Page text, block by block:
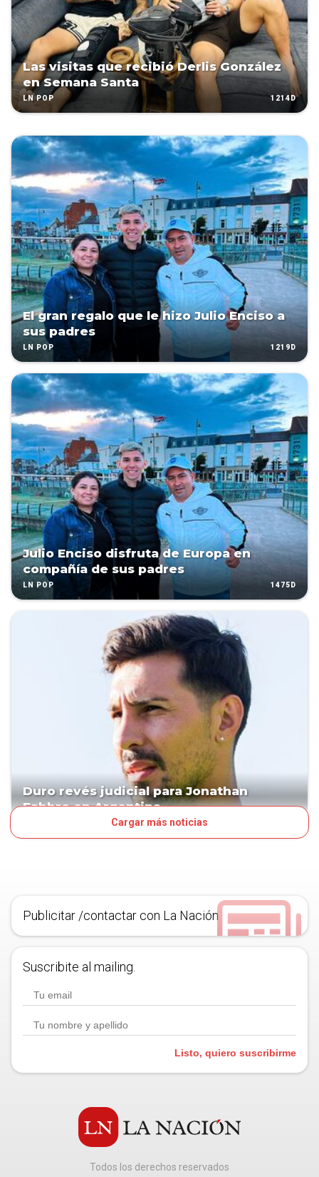
Las visitas que recibió Derlis González
en Semana Santa
LN POP 1214D
El gran regalo que le hizo Julio Enciso a
sus padres
LN POP 1219D
Julio Enciso disfruta de Europa en
compañía de sus padres
LN POP 1475D
Duro revés judicial para Jonathan
Fabbro en Argentina
Cargar más noticias
Publicitar /contactar con La Nación
Suscribite al mailing.
Listo, quiero suscribirme
Todos los derechos reservados